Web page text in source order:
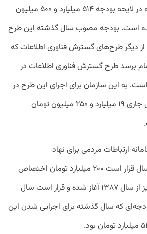
همین رو برای این پروژه در لایحه بودجه ۵۱۴ میلیارد و ۵۰۰ میلیون
است. بودجه مصوب سال گذشته این طرح
از دیگر طرح‌های گسترش فناوری اطلاعات که
برسد طرح گسترش فناوری اطلاعات در
به این سازمان برای اجرای این طرح در
صورت تصویب طی سال جاری ۱۹ میلیارد و ۲۵۰ میلیون تومان
ارتباطات مردمی برای نهاد
ریاست‌جمهوری نیز امسال قرار است ۲۰۰ میلیارد تومان اختصاص
یابد. اجرای این پروژه نیز از سال ۱۳۸۷ آغاز شده و قرار است سال
بودجه‌ای که سال گذشته برای اجرایی شدن این